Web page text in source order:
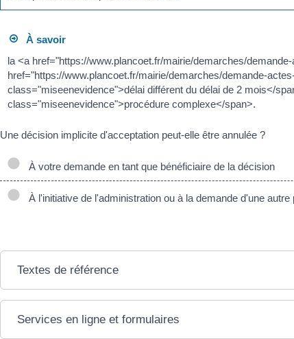
À savoir
la <a href="https://www.plancoet.fr/mairie/demarches/
href="https://www.plancoet.fr/mairie/demarches/demande-
class="miseenevidence">délai différent du délai de 2 mois</
class="miseenevidence">procédure complexe</span>.
Une décision implicite d'acceptation peut-elle être annulée ?
À votre demande en tant que bénéficiaire de la décision
À l'initiative de l'administration ou à la demande d'une autre
Textes de référence
Services en ligne et formulaires